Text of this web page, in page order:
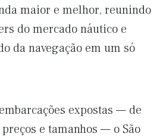
maior e melhor, reunindo
do mercado náutico e
da navegação em um só
expostas — de
e tamanhos — o São